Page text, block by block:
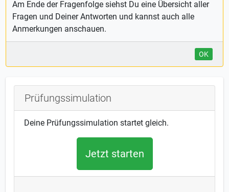
Am Ende der Fragenfolge siehst Du eine Übersicht aller
Fragen und Deiner Antworten und kannst auch alle
Anmerkungen anschauen.
OK
Prüfungssimulation
Deine Prüfungssimulation startet gleich.
Jetzt starten